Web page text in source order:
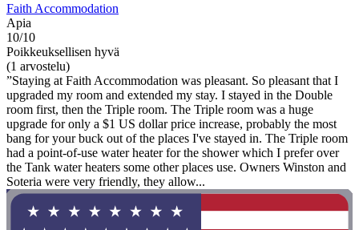
Faith Accommodation
Apia
10/10
Poikkeuksellisen hyvä
(1 arvostelu)
”Staying at Faith Accommodation was pleasant. So pleasant that I
upgraded my room and extended my stay. I stayed in the Double
room first, then the Triple room. The Triple room was a huge
upgrade for only a $1 US dollar price increase, probably the most
bang for your buck out of the places I've stayed in. The Triple room
had a point-of-use water heater for the shower which I prefer over
the Tank water heaters some other places use. Owners Winston and
Soteria were very friendly, they allow...